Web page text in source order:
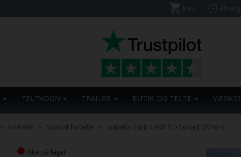
kurv
TELTVOGN TRAILER BUTIK OG TELTE
Fortelte Special fortelte Isabella T@B L400 TD Solsejl (2016-)
Ikke på lager